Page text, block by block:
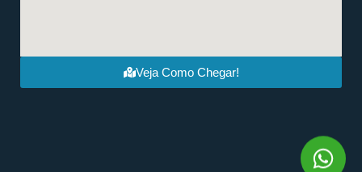
Veja Como Chegar!